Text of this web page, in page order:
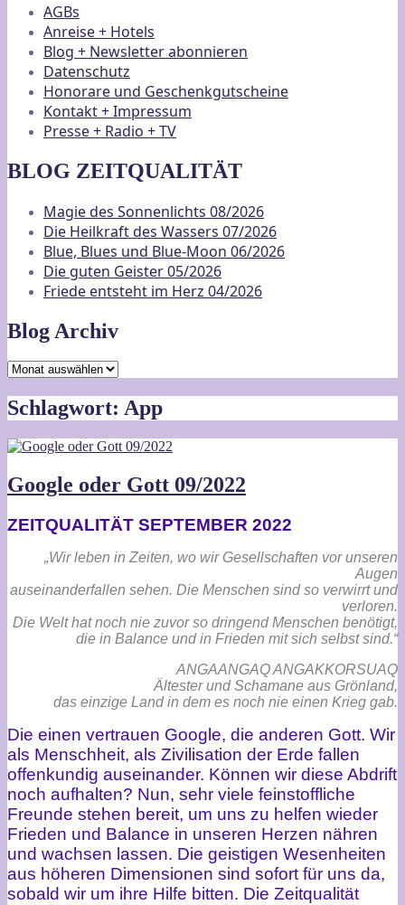
AGBs
Anreise + Hotels
Blog + Newsletter abonnieren
Datenschutz
Honorare und Geschenkgutscheine
Kontakt + Impressum
Presse + Radio + TV
BLOG ZEITQUALITÄT
Magie des Sonnenlichts 08/2026
Die Heilkraft des Wassers 07/2026
Blue, Blues und Blue-Moon 06/2026
Die guten Geister 05/2026
Friede entsteht im Herz 04/2026
Blog Archiv
Blog
Schlagwort: App
Google oder Gott 09/2022
ZEITQUALITÄT SEPTEMBER 2022
„Wir leben in Zeiten, wo wir Gesellschaften vor unseren
Augen
auseinanderfallen sehen. Die Menschen sind so verwirrt und
verloren.
Die Welt hat noch nie zuvor so dringend Menschen benötigt,
die in Balance und in Frieden mit sich selbst sind.“
ANGAANGAQ ANGAKKORSUAQ
Ältester und Schamane aus Grönland,
das einzige Land in dem es noch nie einen Krieg gab.
Die einen vertrauen Google, die anderen Gott. Wir
als Menschheit, als Zivilisation der Erde fallen
offenkundig auseinander. Können wir diese Abdrift
noch aufhalten? Nun, sehr viele feinstoffliche
Freunde stehen bereit, um uns zu helfen wieder
Frieden und Balance in unseren Herzen nähren
und wachsen lassen. Die geistigen Wesenheiten
aus höheren Dimensionen sind sofort für uns da,
sobald wir um ihre Hilfe bitten. Die Zeitqualität